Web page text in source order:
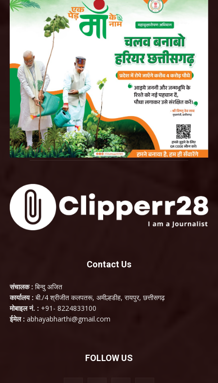
Contact Us
संचालक : बिन्दु अजित
कार्यालय : बी./4 श्रीजीत कलपतरू, अमील्हडीह, रायपुर, छत्तीसगढ़
मोबाइल नं. : +91- 8224833100
ईमेल : abhayabharthi@gmail.com
FOLLOW US